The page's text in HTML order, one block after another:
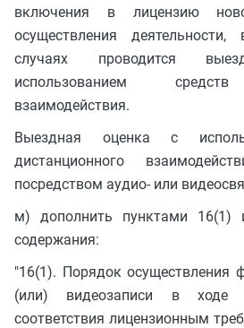
включения в лицензию
осуществления
случаях проводится
использованием средств
взаимодействия.
Выездная оценка с
дистанционного
посредством аудио- или
м) дополнить пунктами 16(1)
содержания:
"16(1). Порядок осуществления
(или) видеозаписи в ходе
соответствия лицензионным